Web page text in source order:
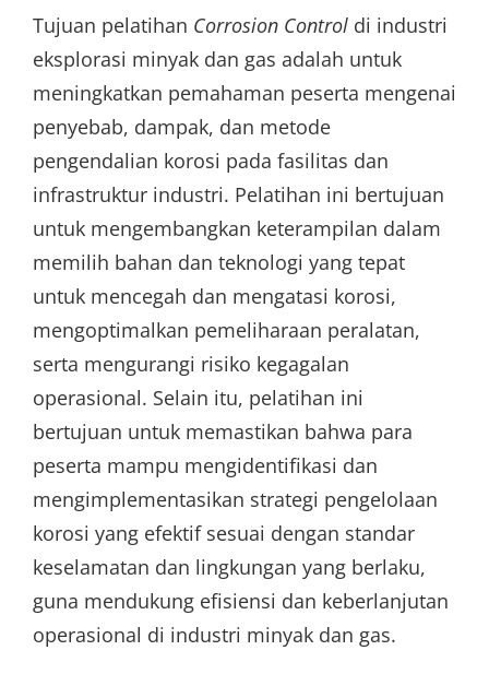
Tujuan pelatihan Corrosion Control di industri
eksplorasi minyak dan gas adalah untuk
meningkatkan pemahaman peserta mengenai
penyebab, dampak, dan metode
pengendalian korosi pada fasilitas dan
infrastruktur industri. Pelatihan ini bertujuan
untuk mengembangkan keterampilan dalam
memilih bahan dan teknologi yang tepat
untuk mencegah dan mengatasi korosi,
mengoptimalkan pemeliharaan peralatan,
serta mengurangi risiko kegagalan
operasional. Selain itu, pelatihan ini
bertujuan untuk memastikan bahwa para
peserta mampu mengidentifikasi dan
mengimplementasikan strategi pengelolaan
korosi yang efektif sesuai dengan standar
keselamatan dan lingkungan yang berlaku,
guna mendukung efisiensi dan keberlanjutan
operasional di industri minyak dan gas.